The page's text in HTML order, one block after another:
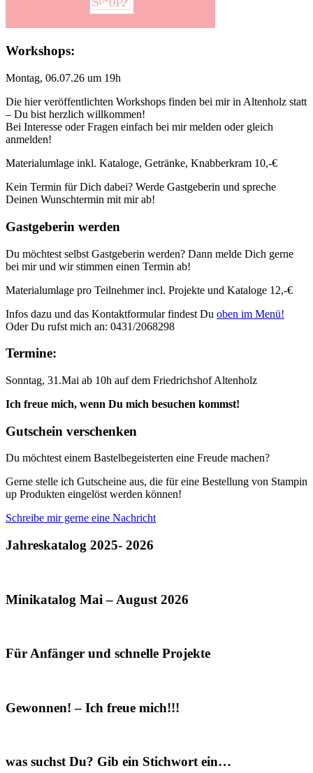
Workshops:
Montag, 06.07.26 um 19h
Die hier veröffentlichten Workshops finden bei mir in Altenholz statt
– Du bist herzlich willkommen!
Bei Interesse oder Fragen einfach bei mir melden oder gleich
anmelden!
Materialumlage inkl. Kataloge, Getränke, Knabberkram 10,-€
Kein Termin für Dich dabei? Werde Gastgeberin und spreche
Deinen Wunschtermin mit mir ab!
Gastgeberin werden
Du möchtest selbst Gastgeberin werden? Dann melde Dich gerne
bei mir und wir stimmen einen Termin ab!
Materialumlage pro Teilnehmer incl. Projekte und Kataloge 12,-€
Infos dazu und das Kontaktformular findest Du oben im Menü!
Oder Du rufst mich an: 0431/2068298
Termine:
Sonntag, 31.Mai ab 10h auf dem Friedrichshof Altenholz
Ich freue mich, wenn Du mich besuchen kommst!
Gutschein verschenken
Du möchtest einem Bastelbegeisterten eine Freude machen?
Gerne stelle ich Gutscheine aus, die für eine Bestellung von Stampin
up Produkten eingelöst werden können!
Schreibe mir gerne eine Nachricht
Jahreskatalog 2025- 2026
Minikatalog Mai – August 2026
Für Anfänger und schnelle Projekte
Gewonnen! – Ich freue mich!!!
was suchst Du? Gib ein Stichwort ein…